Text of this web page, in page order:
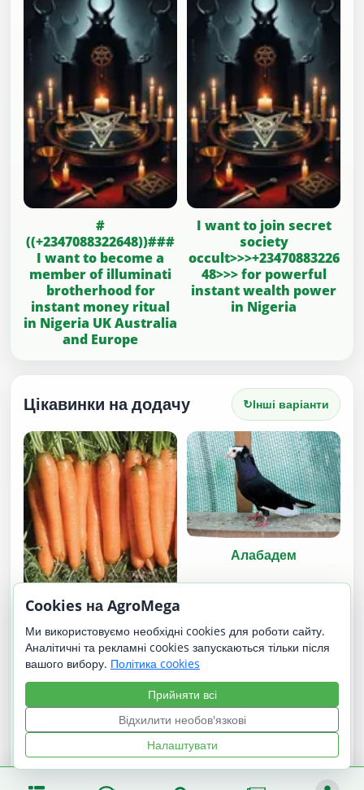
#
((+2347088322648))###
I want to become a
member of illuminati
brotherhood for
instant money ritual
in Nigeria UK Australia
and Europe
I want to join secret
society
occult>>>+23470883226
48>>> for powerful
instant wealth power
in Nigeria
Цікавинки на додачу ↻Інші варіанти
Яя F1
Алабадем
Гронінгер Блааркоп
Cookies на AgroMega
Ми використовуємо необхідні cookies для роботи сайту.
Аналітичні та рекламні cookies запускаються тільки після
вашого вибору. Політика cookies
Прийняти всі
Відхилити необов'язкові
Налаштувати